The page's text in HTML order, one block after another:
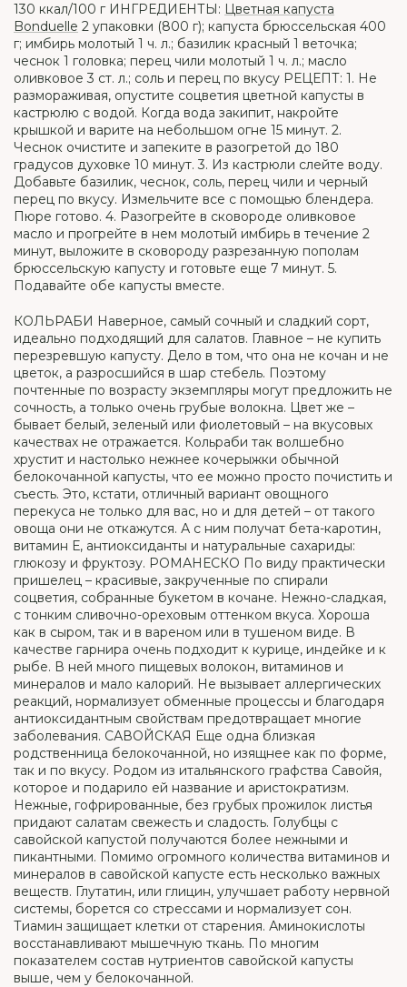
130 ккал/100 г ИНГРЕДИЕНТЫ: Цветная капуста
Bonduelle 2 упаковки (800 г); капуста брюссельская 400
г; имбирь молотый 1 ч. л.; базилик красный 1 веточка;
чеснок 1 головка; перец чили молотый 1 ч. л.; масло
оливковое 3 ст. л.; соль и перец по вкусу РЕЦЕПТ: 1. Не
размораживая, опустите соцветия цветной капусты в
кастрюлю с водой. Когда вода закипит, накройте
крышкой и варите на небольшом огне 15 минут. 2.
Чеснок очистите и запеките в разогретой до 180
градусов духовке 10 минут. 3. Из кастрюли слейте воду.
Добавьте базилик, чеснок, соль, перец чили и черный
перец по вкусу. Измельчите все с помощью блендера.
Пюре готово. 4. Разогрейте в сковороде оливковое
масло и прогрейте в нем молотый имбирь в течение 2
минут, выложите в сковороду разрезанную пополам
брюссельскую капусту и готовьте еще 7 минут. 5.
Подавайте обе капусты вместе.
КОЛЬРАБИ Наверное, самый сочный и сладкий сорт,
идеально подходящий для салатов. Главное – не купить
перезревшую капусту. Дело в том, что она не кочан и не
цветок, а разросшийся в шар стебель. Поэтому
почтенные по возрасту экземпляры могут предложить не
сочность, а только очень грубые волокна. Цвет же –
бывает белый, зеленый или фиолетовый – на вкусовых
качествах не отражается. Кольраби так волшебно
хрустит и настолько нежнее кочерыжки обычной
белокочанной капусты, что ее можно просто почистить и
съесть. Это, кстати, отличный вариант овощного
перекуса не только для вас, но и для детей – от такого
овоща они не откажутся. А с ним получат бета-каротин,
витамин Е, антиоксиданты и натуральные сахариды:
глюкозу и фруктозу. РОМАНЕСКО По виду практически
пришелец – красивые, закрученные по спирали
соцветия, собранные букетом в кочане. Нежно-сладкая,
с тонким сливочно-ореховым оттенком вкуса. Хороша
как в сыром, так и в вареном или в тушеном виде. В
качестве гарнира очень подходит к курице, индейке и к
рыбе. В ней много пищевых волокон, витаминов и
минералов и мало калорий. Не вызывает аллергических
реакций, нормализует обменные процессы и благодаря
антиоксидантным свойствам предотвращает многие
заболевания. САВОЙСКАЯ Еще одна близкая
родственница белокочанной, но изящнее как по форме,
так и по вкусу. Родом из итальянского графства Савойя,
которое и подарило ей название и аристократизм.
Нежные, гофрированные, без грубых прожилок листья
придают салатам свежесть и сладость. Голубцы с
савойской капустой получаются более нежными и
пикантными. Помимо огромного количества витаминов и
минералов в савойской капусте есть несколько важных
веществ. Глутатин, или глицин, улучшает работу нервной
системы, борется со стрессами и нормализует сон.
Тиамин защищает клетки от старения. Аминокислоты
восстанавливают мышечную ткань. По многим
показателем состав нутриентов савойской капусты
выше, чем у белокочанной.